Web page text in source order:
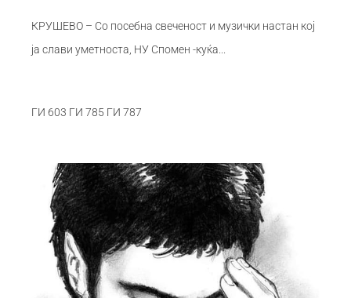
КРУШЕВО – Со посебна свеченост и музички настан кој
ја слави уметноста, НУ Спомен -куќа...
ГИ 603 ГИ 785 ГИ 787